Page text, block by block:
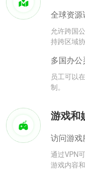
全球资源
允许跨国
持跨区域协
多国办公
员工可以
制。
游戏和
访问游戏
通过VPN
游戏内容